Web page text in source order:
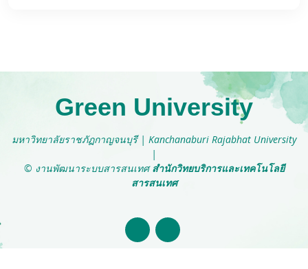
Green University
มหาวิทยาลัยราชภัฏกาญจนบุรี| Kanchanaburi Rajabhat University
|
© งานพัฒนาระบบสารสนเทศสำนักวิทยบริการและเทคโนโลยี
สารสนเทศ